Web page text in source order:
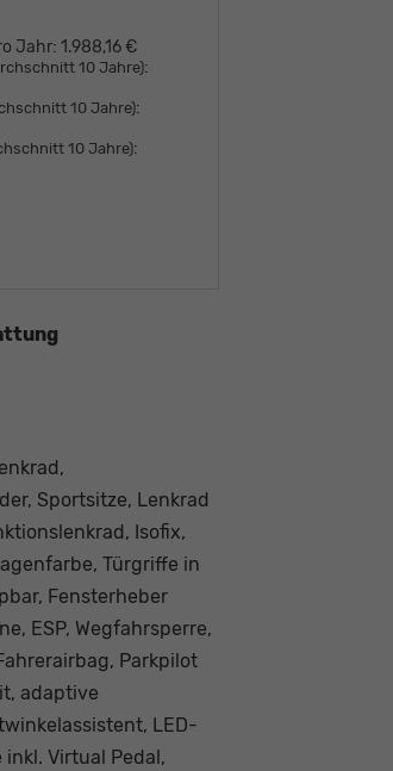
Jahr: 1.988,16 €
10 Jahre):
10 Jahre):
10 Jahre):
Sportsitze, Lenkrad
Isofix,
Türgriffe in
Fensterheber
ESP, Wegfahrsperre,
Parkpilot
adaptive
LED-
Virtual Pedal,